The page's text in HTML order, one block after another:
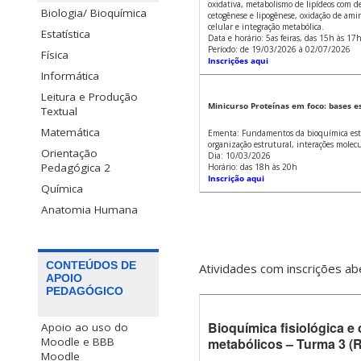
Biologia/ Bioquímica
Estatística
Física
Informática
Leitura e Produção
Textual
Matemática
Orientação
Pedagógica 2
Química
Anatomia Humana
CONTEÚDOS DE
APOIO
PEDAGÓGICO
Apoio ao uso do
Moodle e BBB
Moodle
oxidativa, metabolismo de lipídeos com
cetogênese e lipogênese, oxidação de
celular e integração metabólica.
Data e horário: 5as feiras, das 15h às 17h
Período: de 19/03/2026 à 02/07/2026
Inscrições aqui
Minicurso Proteínas em foco: bases
Ementa: Fundamentos da bioquímica
organização estrutural, interações
Dia: 10/03/2026
Horário: das 18h às 20h
Inscrição aqui
Atividades com inscrições
Bioquímica fisiológica e
metabólicos – Turma 3